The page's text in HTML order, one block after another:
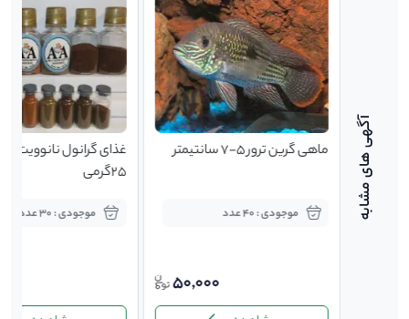
ماهی گرین ترور 5-7 سانتیمتر
موجودی : 40 عدد
50,000
غذای گرانول نانوویت
25گرمی
موجودی : 30 عدد